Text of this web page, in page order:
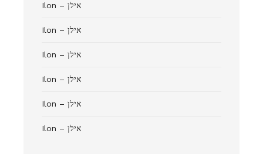
Ilon – אילן
Ilon – אילן
Ilon – אילן
Ilon – אילן
Ilon – אילן
Ilon – אילן